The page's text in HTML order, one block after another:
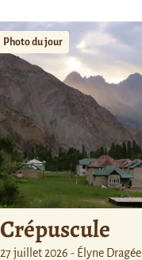
Photo du jour
Crépuscule
27 juillet 2026 - Élyne Dragée